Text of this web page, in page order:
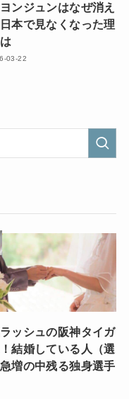
ンジュンはなぜ消え
本で見なくなった理
03-22
ッシュの阪神タイガ
結婚している人（選
増の中残る独身選手